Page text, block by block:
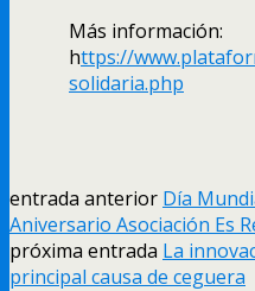
Más información:
https://
solidaria.php
entrada anterior Día
Aniversario Asociación Es
próxima entrada La
principal causa de ceguera